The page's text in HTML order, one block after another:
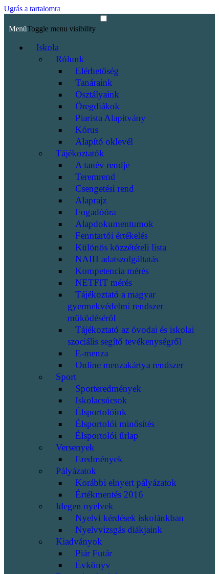
Ugrás a tartalomra
MenüToggle menu visibility
Iskola
Rólunk
Elérhetőség
Tanáraink
Osztályaink
Öregdiákok
Piarista Alapítvány
Kórus
Alapító oklevél
Tájékoztatók
A tanév rendje
Teremrend
Csengetési rend
Alaprajz
Fogadóóra
Alapdokumentumok
Fenntartói értékelés
Különös közzétételi lista
NAIH adatszolgáltatás
Kompetencia mérés
NETFIT mérés
Tájékoztató a magyar
gyermekvédelmi rendszer
működéséről
Tájékoztató az óvodai és iskolai
szociális segítő tevékenységről
E-menza
Online menzakártya rendszer
Sport
Sporteredmények
Iskolacsúcsok
Élsportolóink
Élsportolói minősítés
Élsportolói űrlap
Versenyek
Eredmények
Pályázatok
Korábbi elnyert pályázatok
Értékmentés 2016
Idegen nyelvek
Nyelvi kérdések iskolánkban
Nyelvvizsgás diákjaink
Kiadványok
Piár Futár
Évkönyv